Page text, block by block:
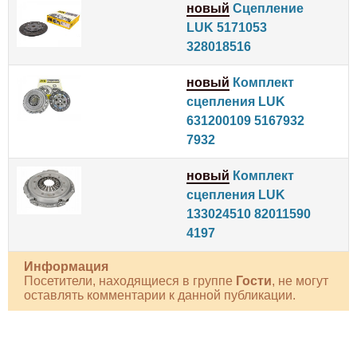
новый Сцепление
LUK 5171053
328018516
новый Комплект
сцепления LUK
631200109 5167932
7932
новый Комплект
сцепления LUK
133024510 82011590
4197
Информация
Посетители, находящиеся в группе Гости, не могут
оставлять комментарии к данной публикации.